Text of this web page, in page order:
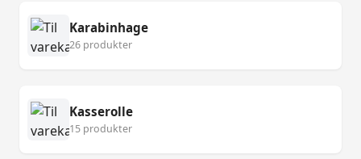
Karabinhage
26 produkter
Kasserolle
15 produkter